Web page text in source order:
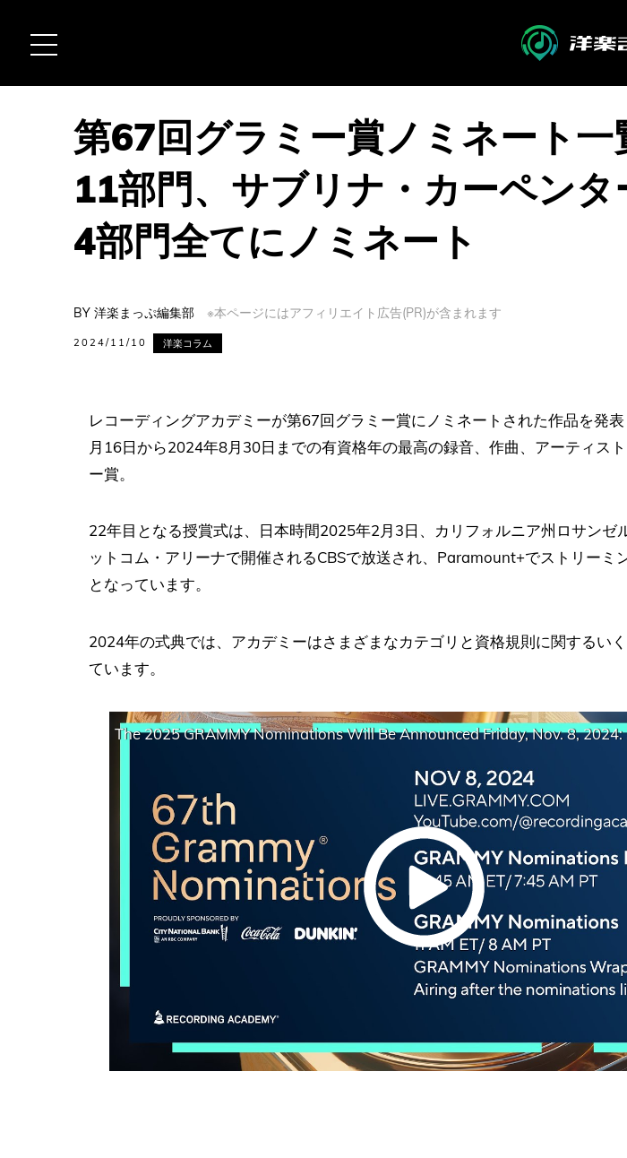
第67回グラミー賞ノミネート
11部門、サブリナ・カーペン
4部門全てにノミネート
BY 洋楽まっぷ編集部 ※本ページにはアフィリエイト広告(PR)が含まれます
2024/11/10 洋楽コラム
レコーディングアカデミーが第67回グラミー賞にノミネートされた作品を発
月16日から2024年8月30日までの有資格年の最高の録音、作曲、アーティス
ー賞。
22年目となる授賞式は、日本時間2025年2月3日、カリフォルニア州ロサンゼ
ットコム・アリーナで開催されるCBSで放送され、Paramount+でストリーミ
となっています。
2024年の式典では、アカデミーはさまざまなカテゴリと資格規則に関するい
ています。
The 2025 GRAMMY Nominations Will Be Announced Friday, Nov. 8,